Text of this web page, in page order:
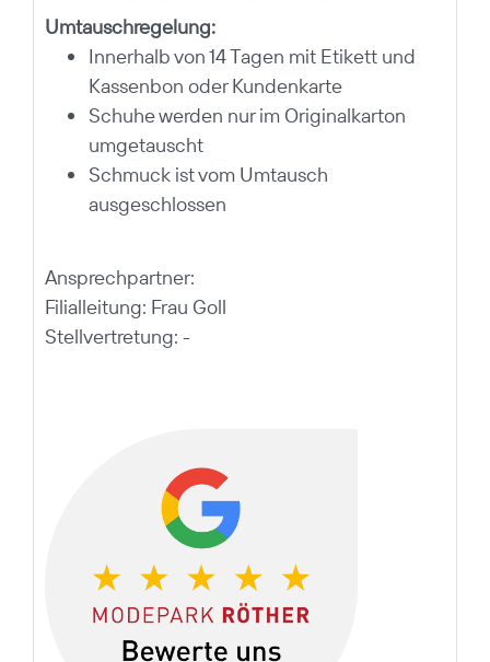
Umtauschregelung:
Innerhalb von 14 Tagen mit Etikett und
Kassenbon oder Kundenkarte
Schuhe werden nur im Originalkarton
umgetauscht
Schmuck ist vom Umtausch
ausgeschlossen
Ansprechpartner:
Filialleitung: Frau Goll
Stellvertretung: -